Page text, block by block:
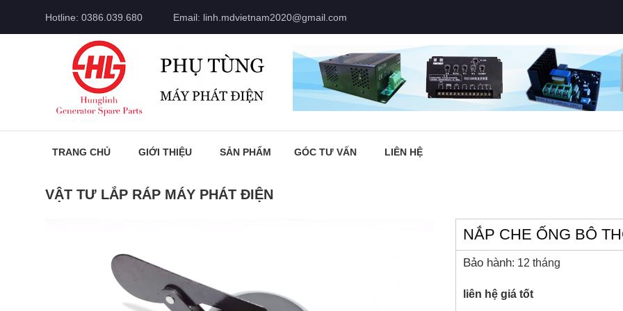
Hotline: 0386.039.680 Email: linh.mdvietnam2020@gmail.com
TRANG CHỦ GIỚI THIỆU SẢN PHẨM GÓC TƯ VẤN LIÊN HỆ
VẬT TƯ LẮP RÁP MÁY PHÁT ĐIỆN
NẮP CHE ỐNG BÔ
Bảo hành: 12 tháng
liên hệ giá tốt